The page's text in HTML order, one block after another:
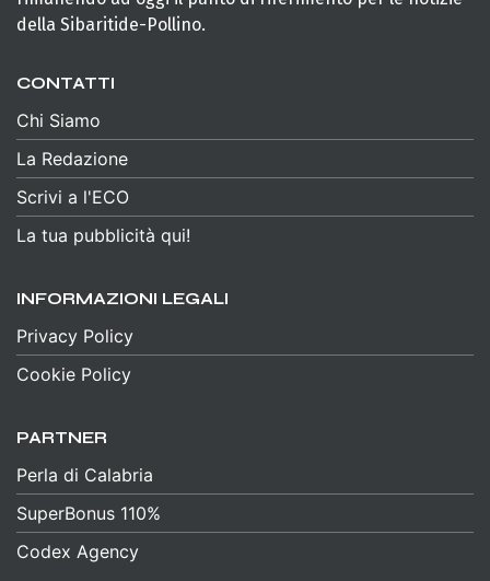
della Sibaritide-Pollino.
CONTATTI
Chi Siamo
La Redazione
Scrivi a l'ECO
La tua pubblicità qui!
INFORMAZIONI LEGALI
Privacy Policy
Cookie Policy
PARTNER
Perla di Calabria
SuperBonus 110%
Codex Agency